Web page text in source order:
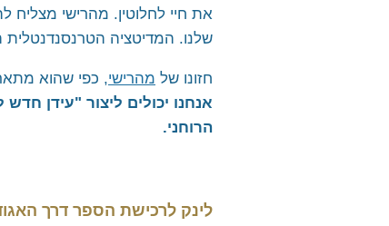
את חיי לחלוטין. מהרישי מצליח
שלנו. המדיטציה
חזונו של מהרישי, כפי שהוא
אנחנו יכולים ליצור "עידן
הרוחני.
לינק לרכישת הספר דרך